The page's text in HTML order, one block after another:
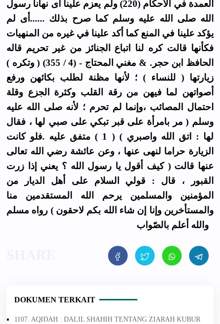
العمدة في الأحكام (220) ولم يعزم علينا أى نهانا رسول
الله صلى الله عليه وسلم كما صرح بذلك ......أى لم
يؤكد علينا في المنع كما أكد علينا في غيره من المنهيات
فكأنها قالت كره لنا اتباع الجنائز من غير تحريم قاله
الحافظ ابن حجر. & مغني المحتاج - (4 / 355) ( وتكره )
زيارتها ( للنساء ) ؛ لأنها مظنة لطلب بكائهن ورفع
أصواتهن لما فيهن من رقة القلب وكثرة الجزع وقلة
احتمال المصائب ،وإنما لم تحرم ؛ لأنه صلى الله عليه
وسلم ( مر بامرأة على قبر تبكي على صبي لها ، فقال
لها : اتق الله واصبري ) ( 1 ) متفق عليه .فلو كانت
الزيارة حراما لنهى عنها ، وعن عائشة رضي الله تعالى
عنها قالت ( كيف أقول يا رسول الله ؟ يعني إذا زرت
القبور ، قال : قولي السلام على أهل الديار من
المؤمنين والمسلمين يرحم الله المستقدمين منا
والمستأخرين وإنا إن شاء الله بكم لاحقون ) رواه مسلم
والله أعلم بالصّواب
DOKUMEN TERKAIT
1107. AQIDAH : DALIL SHAHIH TENTANG ZIARAH KUBUR